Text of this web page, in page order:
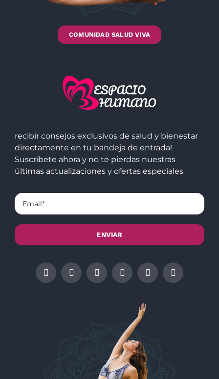
COMUNIDAD SALUD VIVA
recibir consejos exclusivos de salud y bienestar
directamente en tu bandeja de entrada!
Suscríbete ahora y no te pierdas nuestras
últimas actualizaciones y ofertas especiales